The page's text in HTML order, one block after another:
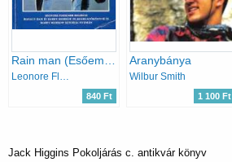
Leonore Fleischer
840 Ft
Aranybánya
Wilbur Smith
1 100 Ft
Jack Higgins Pokoljárás c. antikvár könyv